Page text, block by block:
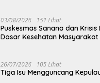
03/08/2026 151 Lihat
Puskesmas Sanana dan Krisis
Dasar Kesehatan Masyarakat
26/07/2026 105 Lihat
Tiga Isu Mengguncang